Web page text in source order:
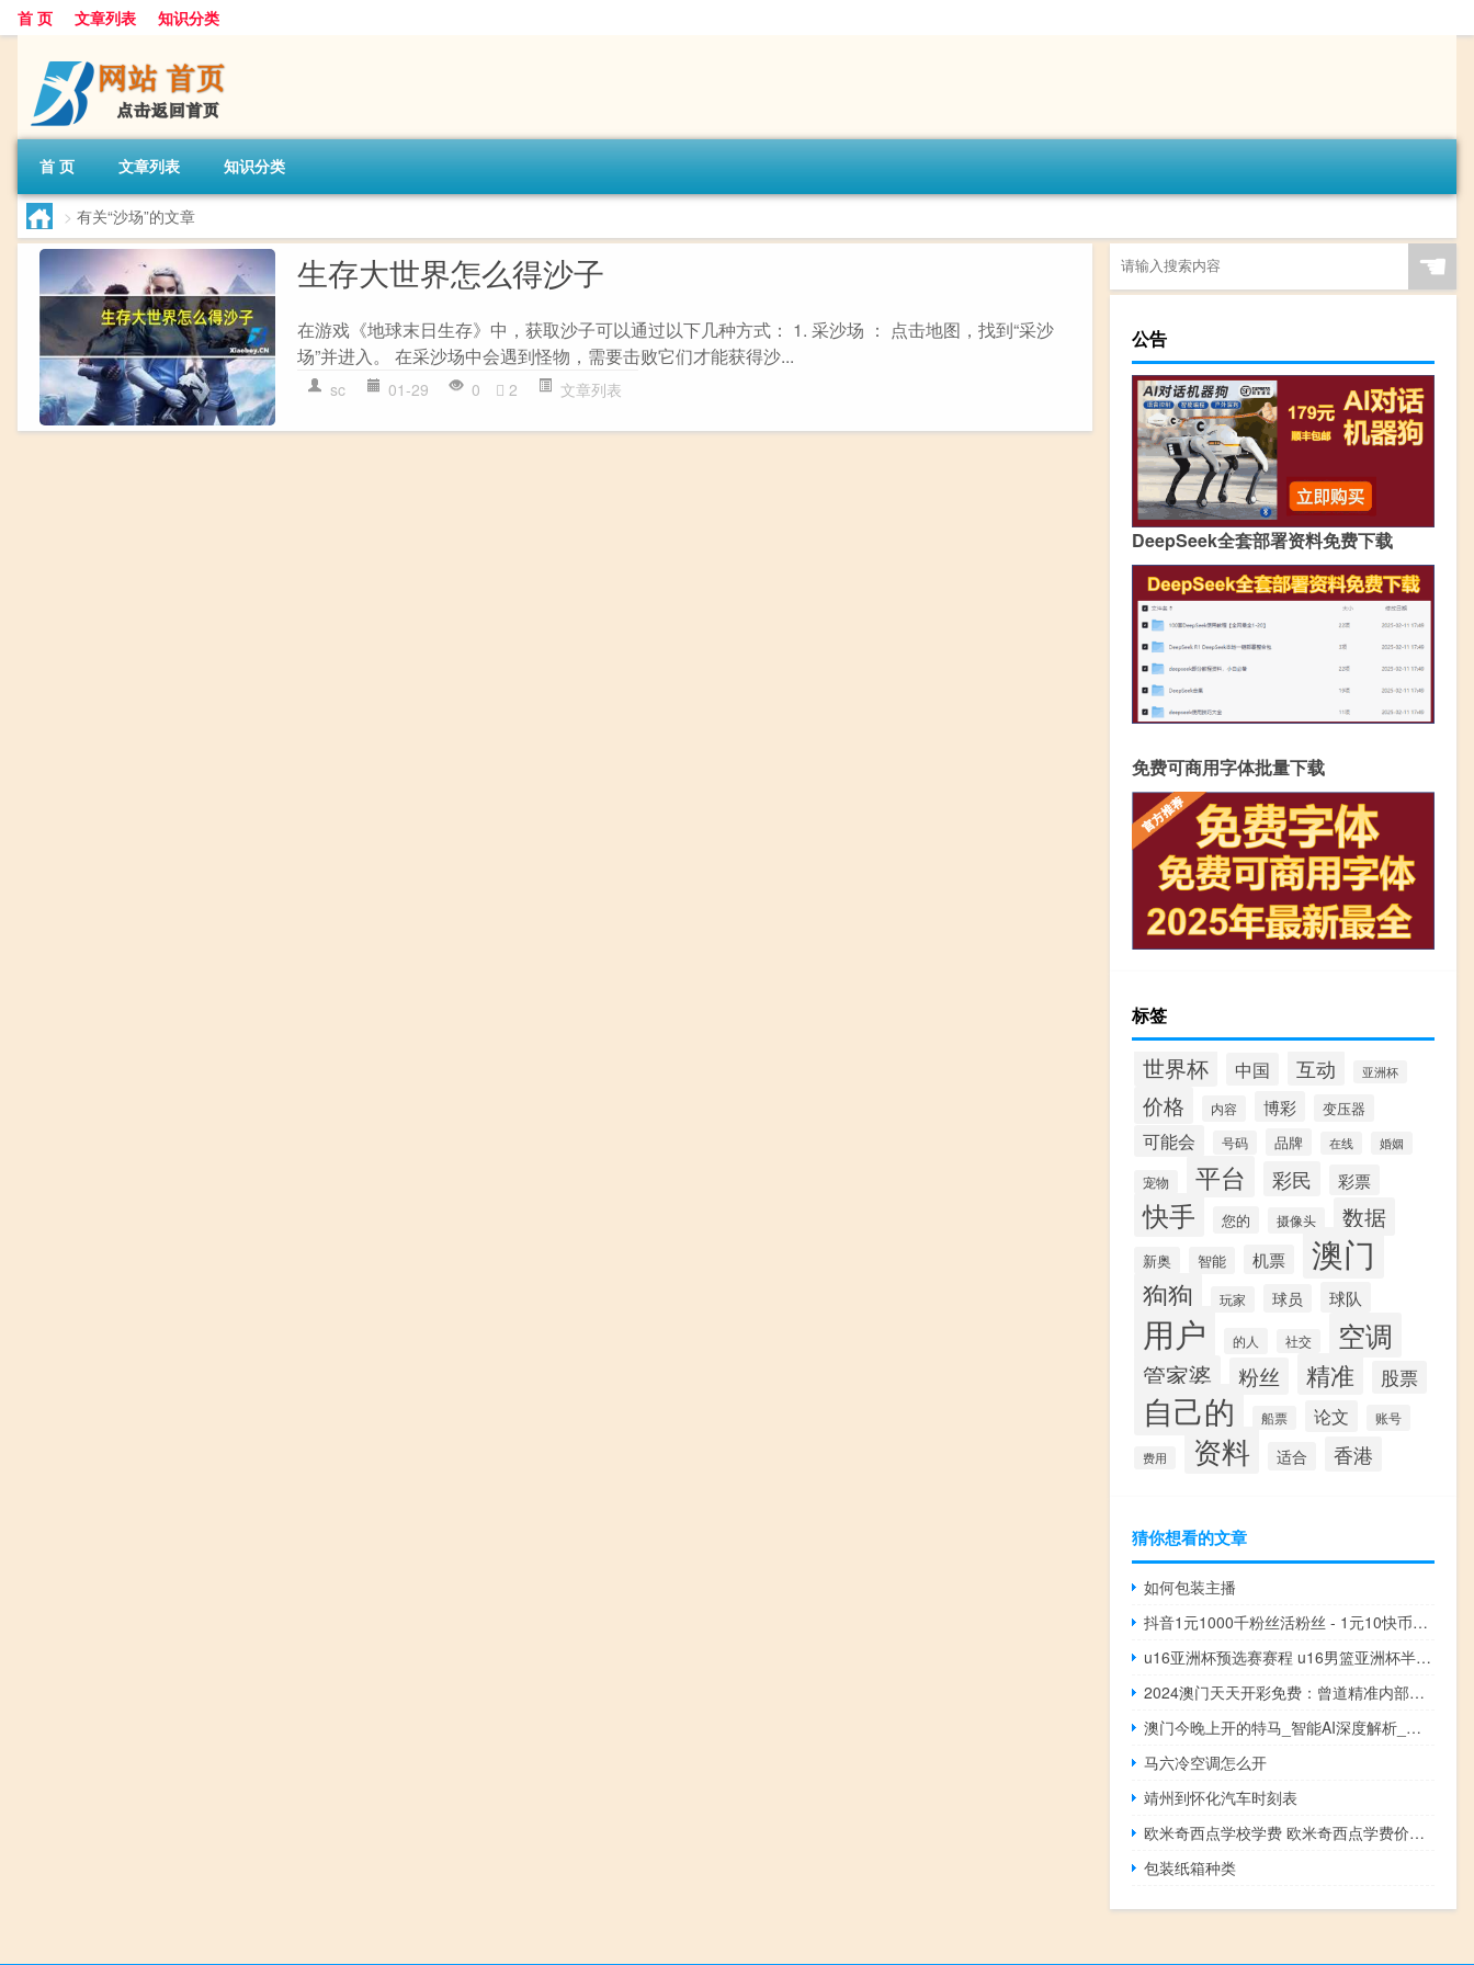
首 页 文章列表 知识分类
首 页 文章列表 知识分类
> 有关“沙场”的文章
生存大世界怎么得沙子
在游戏《地球末日生存》中，获取沙子可以通过以下几种方式： 1. 采沙场 ： 点击地图，找到“采沙
场”并进入。 在采沙场中会遇到怪物，需要击败它们才能获得沙...
sc 01-29 0 2 文章列表
☚
公告
DeepSeek全套部署资料免费下载
免费可商用字体批量下载
标签
世界杯 中国 互动 亚洲杯
价格 内容 博彩 变压器
可能会 号码 品牌 在线 婚姻
宠物 平台 彩民 彩票
快手 您的 摄像头 数据
新奥 智能 机票 澳门
狗狗 玩家 球员 球队
用户 的人 社交 空调
管家婆 粉丝 精准 股票
自己的 船票 论文 账号
费用 资料 适合 香港
猜你想看的文章
如何包装主播
抖音1元1000千粉丝活粉丝 - 1元10快币充值入口苹果
u16亚洲杯预选赛赛程 u16男篮亚洲杯半决赛
2024澳门天天开彩免费：曾道精准内部三肖三码-答案解析落实-1671.APP.58
澳门今晚上开的特马_智能AI深度解析_爱采购版v47.08.94
马六冷空调怎么开
靖州到怀化汽车时刻表
欧米奇西点学校学费 欧米奇西点学费价目表
包装纸箱种类